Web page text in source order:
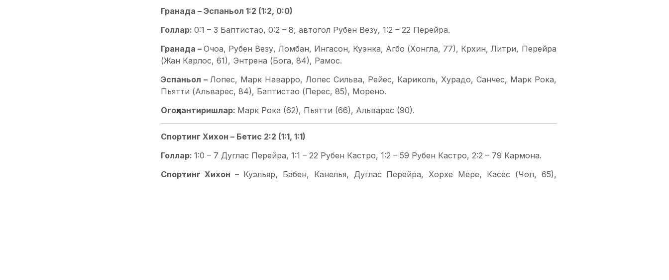
Гранада – Эспаньол 1:2 (1:2, 0:0)
Голлар: 0:1 – 3 Баптистао, 0:2 – 8, автогол Рубен Везу, 1:2 – 22 Перейра.
Гранада – Очоа, Рубен Везу, Ломбан, Ингасон, Куэнка, Агбо (Хонгла, 77), Крхин, Литри, Перейра
(Жан Карлос, 61), Энтрена (Бога, 84), Рамос.
Эспаньол – Лопес, Марк Наварро, Лопес Сильва, Рейес, Кариколь, Хурадо, Санчес, Марк Рока,
Пьятти (Альварес, 84), Баптистао (Перес, 85), Морено.
Огоҳлантиришлар: Марк Рока (62), Пьятти (66), Альварес (90).
Спортинг Хихон – Бетис 2:2 (1:1, 1:1)
Голлар: 1:0 – 7 Дуглас Перейра, 1:1 – 22 Рубен Кастро, 1:2 – 59 Рубен Кастро, 2:2 – 79 Кармона.
Спортинг Хихон – Куэльяр, Бабен, Канелья, Дуглас Перейра, Хорхе Мере, Касес (Чоп, 65),